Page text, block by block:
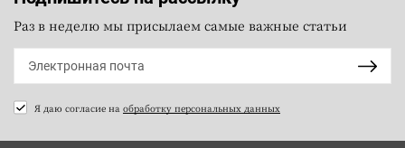
Раз в неделю мы присылаем самые важные статьи
Я даю согласие на обработку персональных данных